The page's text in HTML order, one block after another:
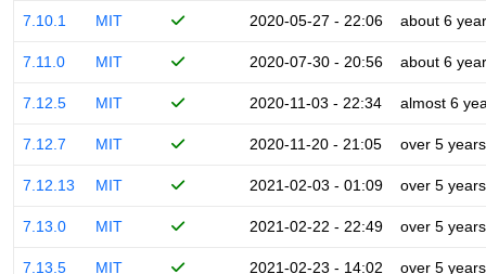
7.10.1 MIT 2020-05-27 - 22:06 about 6
7.11.0 MIT 2020-07-30 - 20:56 about 6
7.12.5 MIT 2020-11-03 - 22:34 almost 6
7.12.7 MIT 2020-11-20 - 21:05 over 5 years
7.12.13 MIT 2021-02-03 - 01:09 over 5 years
7.13.0 MIT 2021-02-22 - 22:49 over 5 years
7.13.5 MIT 2021-02-23 - 14:02 over 5 years